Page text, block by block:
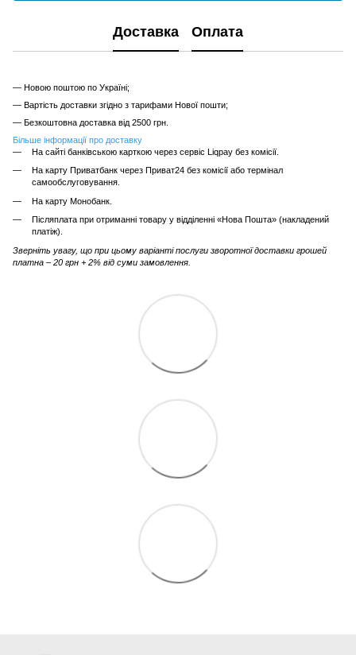
Доставка Оплата
— Новою поштою по Україні;
— Вартість доставки згідно з тарифами Нової пошти;
— Безкоштовна доставка від 2500 грн.
Більше інформації про доставку
На сайті банківською карткою через сервіс Liqpay без комісії.
На карту Приватбанк через Приват24 без комісії або термінал
самообслуговування.
На карту Монобанк.
Післяплата при отриманні товару у відділенні «Нова Пошта» (накладений
платіж).
Зверніть увагу, що при цьому варіанті послуги зворотної доставки грошей
платна – 20 грн + 2% від суми замовлення.